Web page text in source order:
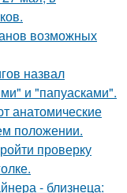
возможных
назвал
и "папуасками".
анатомические
положении.
проверку
- близнеца: